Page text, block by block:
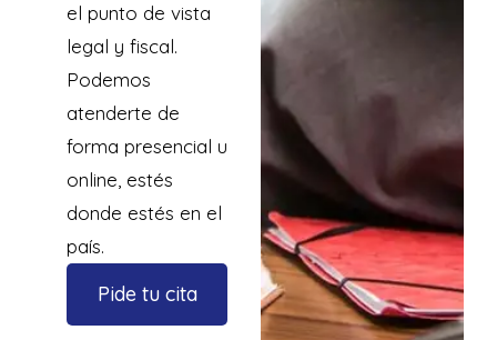
el punto de vista
legal y fiscal.
Podemos
atenderte de
forma presencial u
online, estés
donde estés en el
país.
Pide tu cita